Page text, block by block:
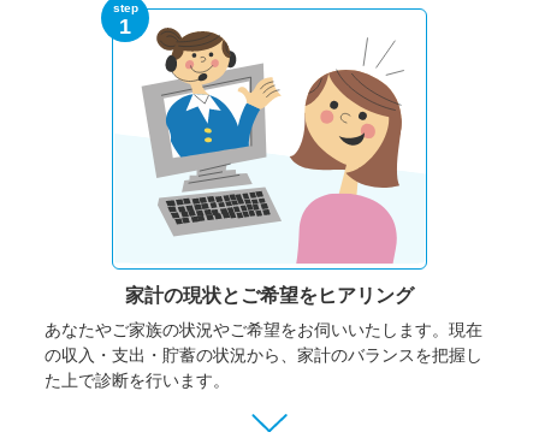
step
1
家計の現状と ご希望をヒアリング
あなたやご家族の状況やご希望をお伺いいたします。 現在
の収入・支出・貯蓄の状況から、家計のバランスを把握し
た上で診断を行います。